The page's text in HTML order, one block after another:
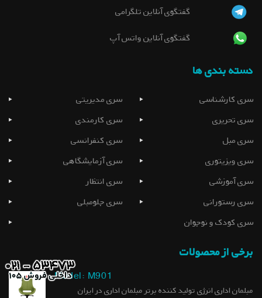
گفتگوی آنلاین تلگرامی
گفتگوی آنلاین واتس آپ
دسته بندی ها
سری مدیریتی
سری کارشناسی
سری کارمندی
سری تحریری
سری کنفرانسی
سری مبل
سری آزمایشگاهی
سری ویزیتوری
سری انتظار
سری آموزشی
سری جلومبلی
سری رستورانی
سری کودک و نوجوان
برخی از محصولات
Model: M901
مبلمان اداری انرژی تولید کننده برتر مبلمان اداری در ایران